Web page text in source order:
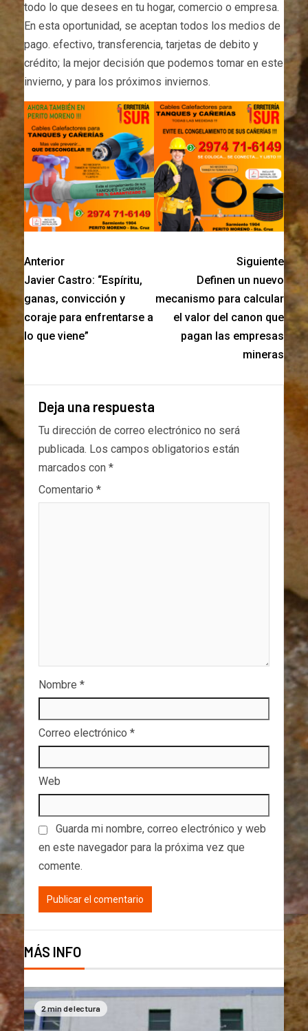
todo lo que desees en tu hogar, comercio o empresa.
En esta oportunidad, se aceptan todos los medios de
pago. efectivo, transferencia, tarjetas de debito y
crédito; la mejor decisión que podemos tomar en este
invierno, y para los próximos inviernos.
Anterior
Javier Castro: “Espíritu,
ganas, convicción y
coraje para enfrentarse a
lo que viene”
Siguiente
Definen un nuevo
mecanismo para calcular
el valor del canon que
pagan las empresas
mineras
Deja una respuesta
Tu dirección de correo electrónico no será
publicada. Los campos obligatorios están
marcados con *
Comentario *
Nombre *
Correo electrónico *
Web
Guarda mi nombre, correo electrónico y web
en este navegador para la próxima vez que
comente.
MÁS INFO
2 min de lectura